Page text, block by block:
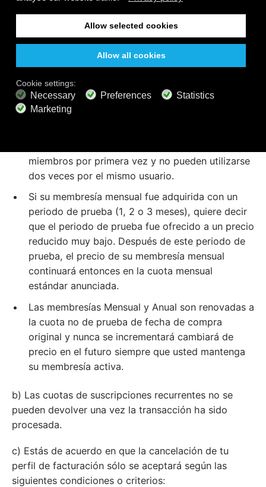
a) Como una conveniencia y protección al precio de
membresía para nuestros miembros, todas las
membresías (con ciertas excepciones) entran a pago
automático recurrente. Se vuelve a realizar el cargo a
renovación. Su cuota original (no de prueba) nunca
se incrementará siempre que usted permanezca
activo en este plan de membresía.
miembros por primera vez y no pueden utilizarse
dos veces por el mismo usuario.
Si su membresía mensual fue adquirida con un
periodo de prueba (1, 2 o 3 meses), quiere decir
que el periodo de prueba fue ofrecido a un precio
reducido muy bajo. Después de este periodo de
prueba, el precio de su membresía mensual
continuará entonces en la cuota mensual
estándar anunciada.
Las membresías Mensual y Anual son renovadas a
la cuota no de prueba de fecha de compra
original y nunca se incrementará cambiará de
precio en el futuro siempre que usted mantenga
su membresía activa.
b) Las cuotas de suscripciones recurrentes no se
pueden devolver una vez la transacción ha sido
procesada.
c) Estás de acuerdo en que la cancelación de tu
perfil de facturación sólo se aceptará según las
siguientes condiciones o criterios: